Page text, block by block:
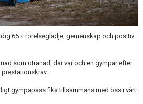
65 + rörelseglädje, gemenskap och positiv
som otränad, där var och en gympar efter
gympapass fika tillsammans med oss i vårt